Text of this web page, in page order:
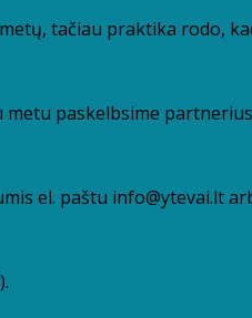
tačiau praktika rodo,
paskelbsime
el. paštu info@ytevai.lt